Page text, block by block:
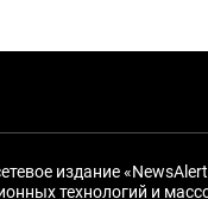
издание
технологий и